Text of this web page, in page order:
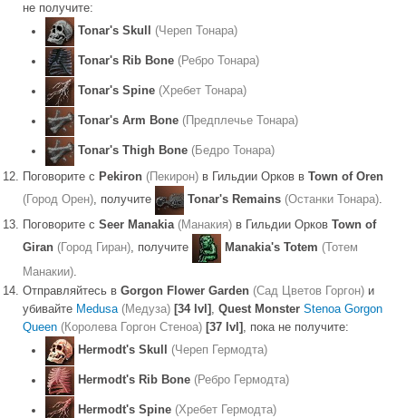
не получите:
Tonar's Skull
(Череп Тонара)
Tonar's Rib Bone (Ребро Тонара)
Tonar's Spine (Хребет Тонара)
Tonar's Arm Bone (Предплечье Тонара)
Tonar's Thigh Bone (Бедро Тонара)
Поговорите с Pekiron (Пекирон) в Гильдии Орков в Town of Oren
(Город Орен), получите Tonar's Remains (Останки Тонара).
Поговорите с Seer Manakia (Манакия) в Гильдии Орков Town of
Giran (Город Гиран), получите Manakia's Totem (Тотем
Манакии).
Отправляйтесь в Gorgon Flower Garden (Сад Цветов Горгон) и
убивайте Medusa (Медуза) [34 lvl] , Quest Monster Stenoa Gorgon
Queen (Королева Горгон Стеноа) [37 lvl] , пока не получите:
Hermodt's Skull
(Череп Гермодта)
Hermodt's Rib Bone (Ребро Гермодта)
Hermodt's Spine (Хребет Гермодта)